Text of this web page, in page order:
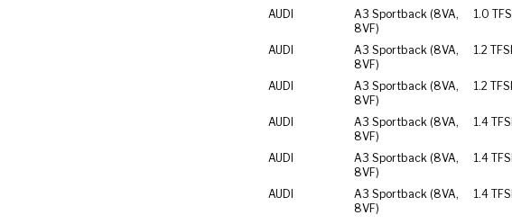
AUDI
A3 Sportback (8VA,
8VF)
1.0 TFSI
AUDI
A3 Sportback (8VA,
8VF)
1.2 TFSI
AUDI
A3 Sportback (8VA,
8VF)
1.2 TFSI
AUDI
A3 Sportback (8VA,
8VF)
1.4 TFSI
AUDI
A3 Sportback (8VA,
8VF)
1.4 TFSI
AUDI
A3 Sportback (8VA,
8VF)
1.4 TFSI